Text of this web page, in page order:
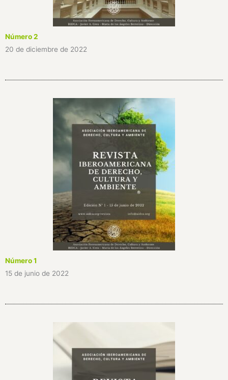
Número 2
20 de diciembre de 2022
Número 1
15 de junio de 2022